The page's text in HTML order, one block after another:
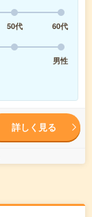
50代
60代
男性
詳しく見る